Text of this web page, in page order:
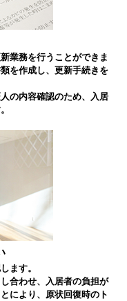
業務を行うことができま
を作成し、更新手続きを
の内容確認のため、入居
ます。
合わせ、入居者の負担が
により、原状回復時のト